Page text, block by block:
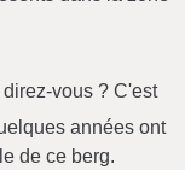
vous ? C'est
années ont
de ce berg.